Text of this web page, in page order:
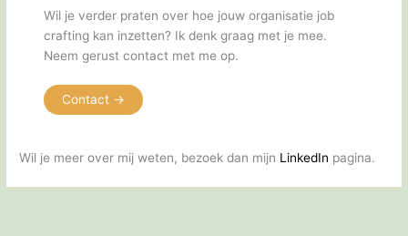
Wil je verder praten over hoe jouw organisatie job
crafting kan inzetten? Ik denk graag met je mee.
Neem gerust contact met me op.
Contact ->
Wil je meer over mij weten, bezoek dan mijn LinkedIn pagina.